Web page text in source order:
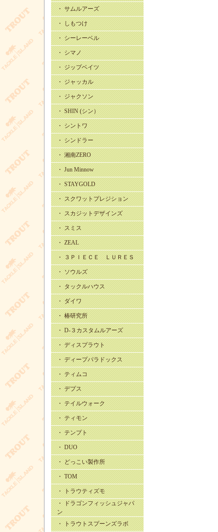
・ サムルアーズ
・ しもつけ
・ シーレーベル
・ シマノ
・ ジップベイツ
・ ジャッカル
・ ジャクソン
・ SHIN (シン）
・ シントワ
・ シンドラー
・ 湘南ZERO
・ Jun Minnow
・ STAYGOLD
・ スクワットプレジション
・ スカジットデザインズ
・ スミス
・ ZEAL
・ ３ＰＩＥＣＥ ＬＵＲＥＳ
・ ソウルズ
・ タックルハウス
・ ダイワ
・ 椿研究所
・ D-３カスタムルアーズ
・ ディスプラウト
・ ディープパラドックス
・ ティムコ
・ デプス
・ テイルウォーク
・ ティモン
・ テンプト
・ DUO
・ どっこい製作所
・ TOM
・ トラウティズモ
・ ドラゴンフィッシュジャパ
ン
・ トラウトスプーンズラボ